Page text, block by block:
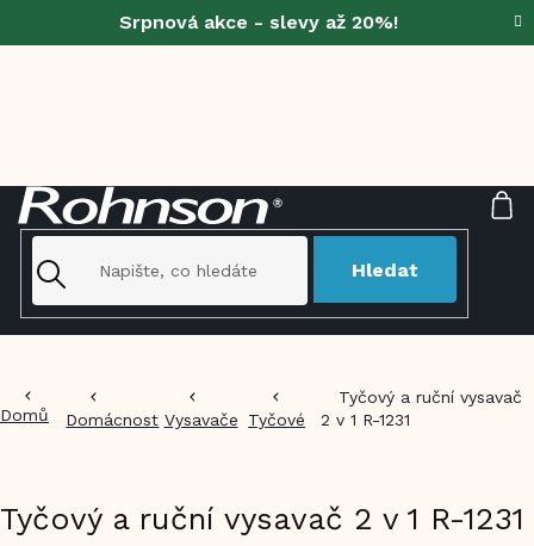
Srpnová akce - slevy až 20%!
Hledat
Domů Domácnost Vysavače Tyčové
Tyčový a ruční vysavač
2 v 1 R-1231
Tyčový a ruční vysavač 2 v 1 R-1231